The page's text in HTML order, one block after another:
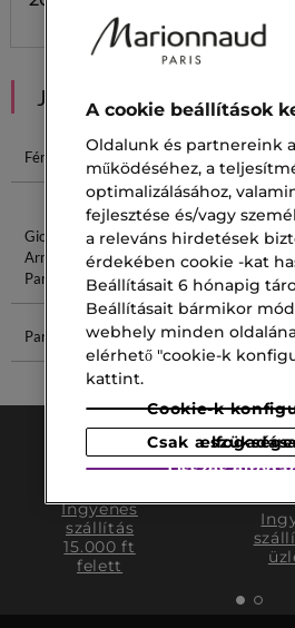
JAVASOLT NEKED
Férfi Szett Férfi Arckrém
Giorgio
Armani Férfi
Parfüm
Clinique
Arckrém
Parfum Olaj
2 Az 1-Ben
Termék
Ingyenes
szállítás
15.000 ft
felett
A cookie beállítások
Oldalunk és partnereink
működéséhez, a
optimalizálásához,
fejlesztése és/vagy
a releváns hirdetések
érdekében cookie -kat
Beállításait 6 hónapig
Beállításait bármikor
webhely minden
elérhető "cookie-k
kattint.
Cookie-k
Csak a szükséges sütik
Összes